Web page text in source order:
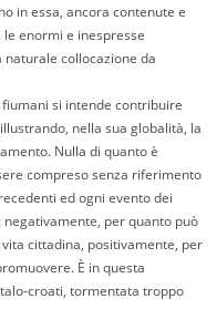
in essa, ancora contenute e
enormi e inespresse
collocazione da
si intende contribuire
nella sua globalità, la
Nulla di quanto è
compreso senza riferimento
ed ogni evento dei
per quanto può
cittadina, positivamente, per
È in questa
croati, tormentata troppo